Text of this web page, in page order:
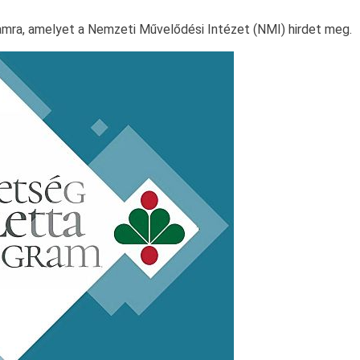
amelyet a Nemzeti Művelődési Intézet (NMI) hirdet meg.